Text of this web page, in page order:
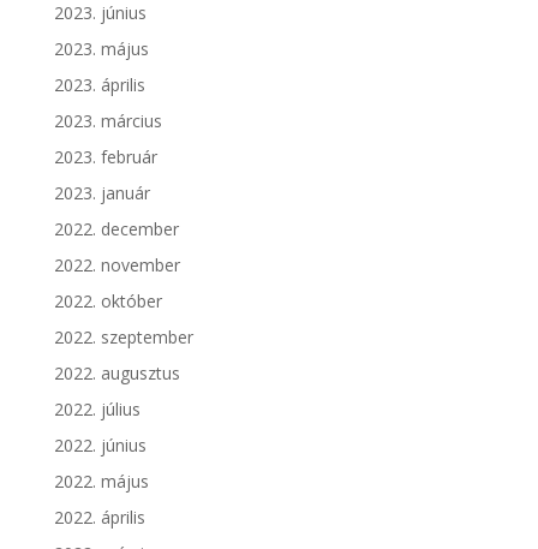
2023. június
2023. május
2023. április
2023. március
2023. február
2023. január
2022. december
2022. november
2022. október
2022. szeptember
2022. augusztus
2022. július
2022. június
2022. május
2022. április